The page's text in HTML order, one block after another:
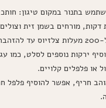
בתנור במקום טיגון:
דקות, מורחים בשמן זית
ירקות נוספים לסלט, כמו
או פלפלים קלויים.
חריף, אפשר להוסיף פלפל